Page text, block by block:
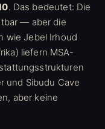
. Das bedeutet: Die
— aber die
wie Jebel Irhoud
liefern MSA-
und Sibudu Cave
aber keine